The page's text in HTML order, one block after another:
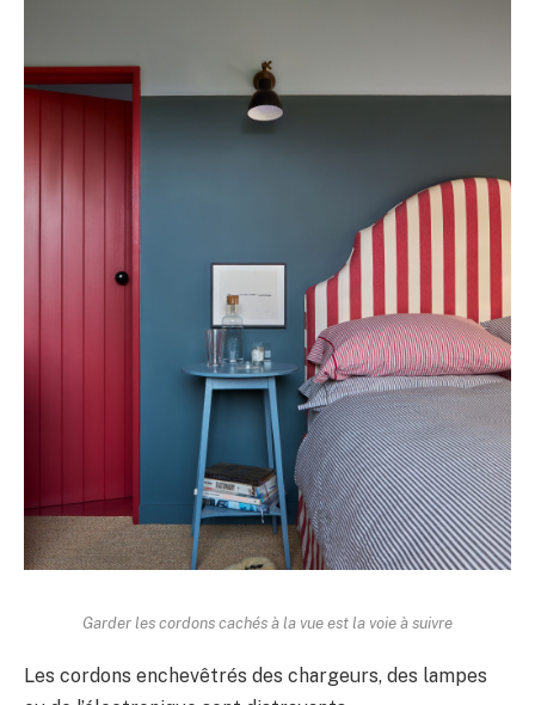
Garder les cordons cachés à la vue est la voie à suivre
Les cordons enchevêtrés des chargeurs, des lampes